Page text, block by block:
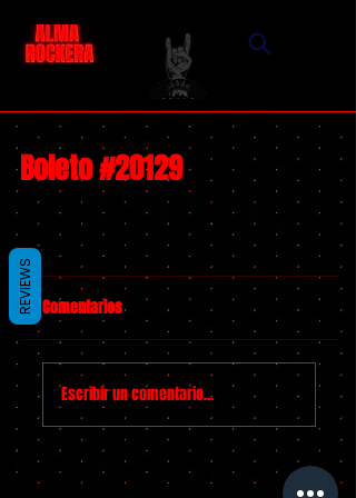
Boleto #20129
Comentarios
Escribir un comentario...
REVIEWS